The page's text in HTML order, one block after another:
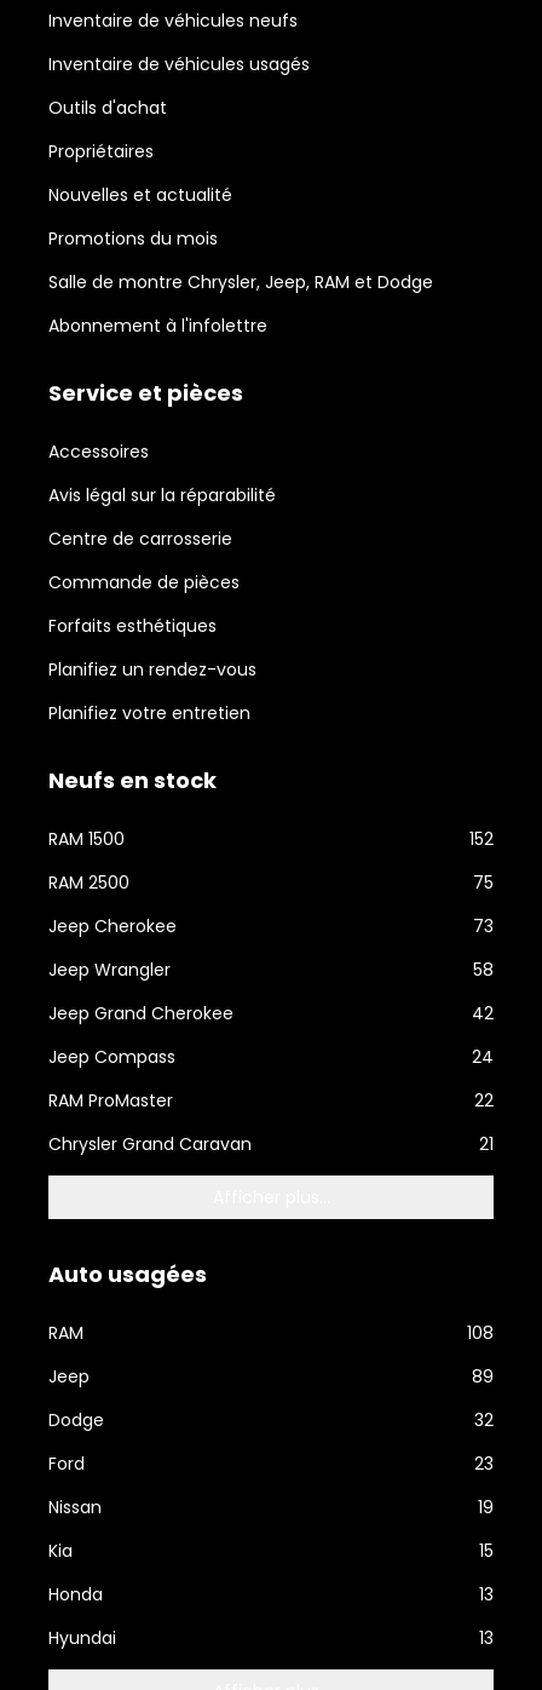
Inventaire de véhicules neufs
Inventaire de véhicules usagés
Outils d'achat
Propriétaires
Nouvelles et actualité
Promotions du mois
Salle de montre Chrysler, Jeep, RAM et Dodge
Abonnement à l'infolettre
Service et pièces
Accessoires
Avis légal sur la réparabilité
Centre de carrosserie
Commande de pièces
Forfaits esthétiques
Planifiez un rendez-vous
Planifiez votre entretien
Neufs en stock
RAM 1500
152
RAM 2500
75
Jeep Cherokee
73
Jeep Wrangler
58
Jeep Grand Cherokee
42
Jeep Compass
24
RAM ProMaster
22
Chrysler Grand Caravan
21
Auto usagées
RAM
108
Jeep
89
Dodge
32
Ford
23
Nissan
19
Kia
15
Honda
13
Hyundai
13